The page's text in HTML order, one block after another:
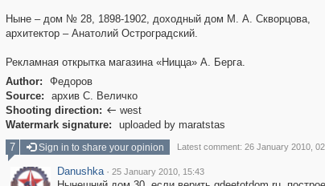
Ныне – дом № 28, 1898-1902, доходный дом М. А. Скворцова,
архитектор – Анатолий Остроградский.
Рекламная открытка магазина «Ницца» А. Берга.
Author:
Федоров
Source:
архив С. Величко
Shooting direction:  west
Watermark signature:
uploaded by maratstas
7 Sign in to share your opinion Latest comment: 26 January 2010,
Danushka · 25 January 2010, 15:43